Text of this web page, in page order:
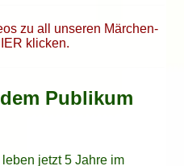
zu all unseren Märchen-
klicken.
Publikum
jetzt 5 Jahre im